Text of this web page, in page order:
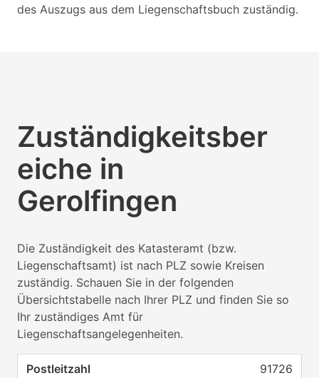
des Auszugs aus dem Liegenschaftsbuch zuständig.
Zuständigkeitsber
eiche in
Gerolfingen
Die Zuständigkeit des Katasteramt (bzw.
Liegenschaftsamt) ist nach PLZ sowie Kreisen
zuständig. Schauen Sie in der folgenden
Übersichtstabelle nach Ihrer PLZ und finden Sie so
Ihr zuständiges Amt für
Liegenschaftsangelegenheiten.
91726